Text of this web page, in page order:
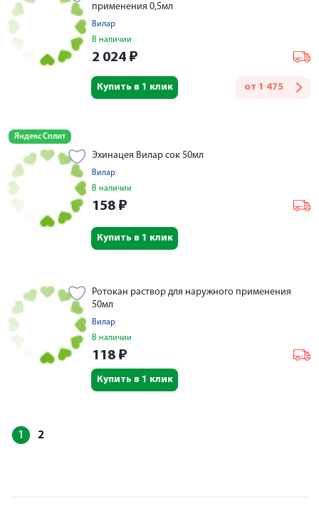
применения 0,5мл
Вилар
В наличии
2 024 ₽
от 1 475
Купить в 1 клик
Яндекс Сплит
Эхинацея Вилар сок 50мл
Вилар
В наличии
158 ₽
Купить в 1 клик
Ротокан раствор для наружного применения
50мл
Вилар
В наличии
118 ₽
Купить в 1 клик
1 2